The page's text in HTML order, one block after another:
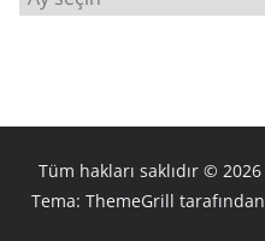
r
Tüm hakları saklıdır © 2026
Tema: ThemeGrill tarafından